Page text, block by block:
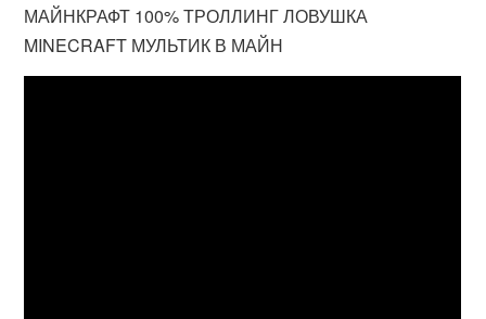
МАЙНКРАФТ 100% ТРОЛЛИНГ ЛОВУШКА
MINECRAFT МУЛЬТИК В МАЙН